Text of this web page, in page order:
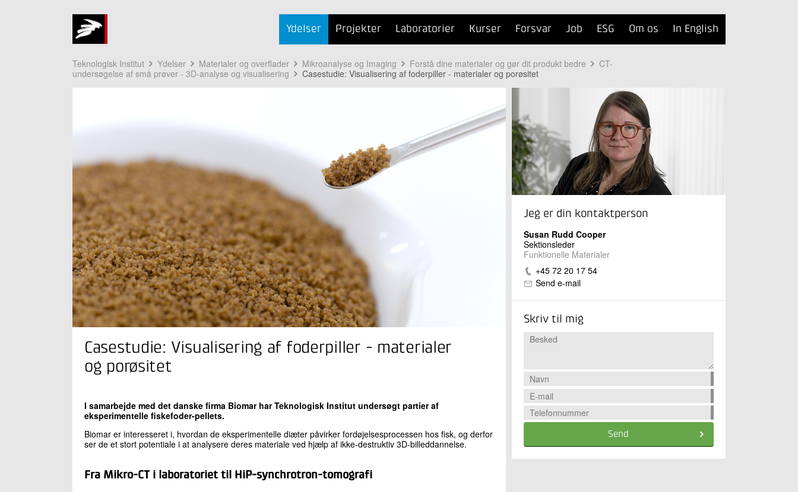
Ydelser Projekter Laboratorier Kurser Forsvar Job ESG Om os In English
Teknologisk Institut Ydelser Materialer og overflader Mikroanalyse og Imaging Forstå dine materialer og gør dit produkt bedre
CT-
undersøgelse af små prøver - 3D-analyse og visualisering
Casestudie: Visualisering af foderpiller - materialer og porøsitet
Casestudie: Visualisering af foderpiller - materialer
og porøsitet
I samarbejde med det danske firma Biomar har Teknologisk Institut undersøgt partier af
eksperimentelle fiskefoder-pellets.
Biomar er interesseret i, hvordan de eksperimentelle diæter påvirker fordøjelsesprocessen hos fisk, og derfor
ser de et stort potentiale i at analysere deres materiale ved hjælp af ikke-destruktiv 3D-billeddannelse.
Fra Mikro-CT i laboratoriet til HiP-synchrotron-tomografi
Jeg er din kontaktperson
Susan Rudd Cooper
Sektionsleder
Funktionelle Materialer
+45 72 20 17 54
Send e-mail
Skriv til mig
Send